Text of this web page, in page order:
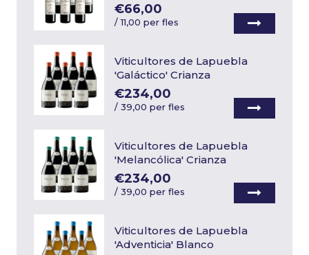
€66,00
/11,00 per fles
Viticultores de Lapuebla
'Galáctico' Crianza
€234,00
/39,00 per fles
Viticultores de Lapuebla
'Melancólica' Crianza
€234,00
/39,00 per fles
Viticultores de Lapuebla
'Adventicia' Blanco